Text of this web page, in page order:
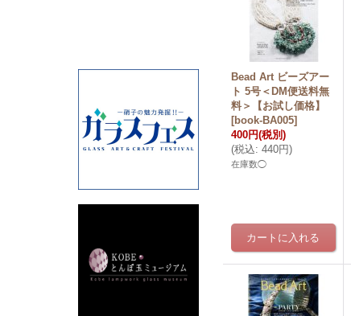
Bead Art ビーズアー
ト 5号＜DM便送料無
料＞【お試し価格】
[book-BA005]
400円(税別)
(税込: 440円)
在庫数◯